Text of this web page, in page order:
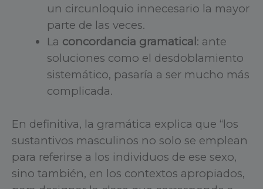
un circunloquio innecesario la mayor
parte de las veces.
La concordancia gramatical : ante
soluciones como el desdoblamiento
sistemático, pasaría a ser mucho más
complicada.
En definitiva, la gramática explica que “los
sustantivos masculinos no solo se emplean
para referirse a los individuos de ese sexo,
sino también, en los contextos apropiados,